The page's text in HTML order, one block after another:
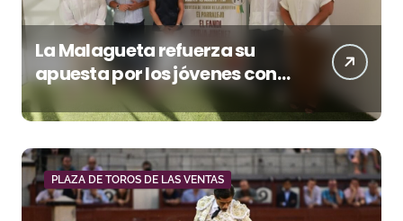
La Malagueta refuerza su
apuesta por los jóvenes con
entradas desde un euro
PLAZA DE TOROS DE LAS VENTAS